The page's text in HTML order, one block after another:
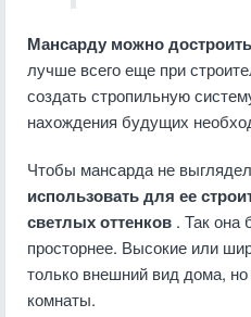
Мансарду можно
лучше всего еще при
создать стропильную
нахождения будущих
Чтобы мансарда не
использовать для ее
светлых оттенков . Так она
просторнее. Высокие или
только внешний вид дома,
комнаты.